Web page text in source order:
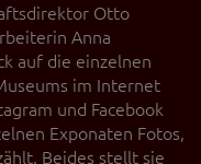
Otto
Anna
auf die einzelnen
im Internet
und Facebook
Exponaten Fotos,
Beides stellt sie